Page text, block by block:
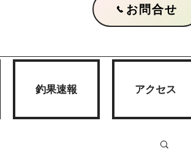
お問合せ
釣果速報 アクセス